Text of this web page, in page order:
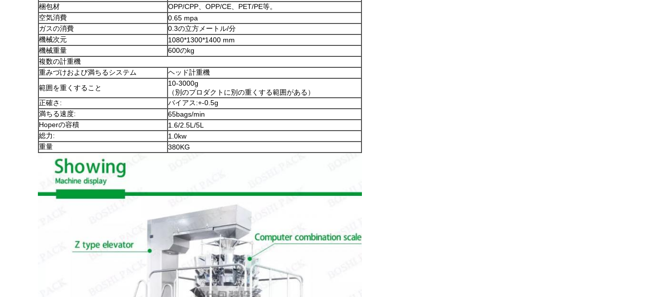
梱包材
OPP/CPP、OPP/CE、PET/PE等。
空気消費
0.65 mpa
ガスの消費
0.3の立方メートル/分
機械次元
1080*1300*1400 mm
機械重量
600のkg
複数の計重機
重みづけおよび満ちるシステム
ヘッド計重機
範囲を重くすること
10-3000g
（別のプロダクトに別の重くする範囲がある）
正確さ:
バイアス:+-0.5g
満ちる速度:
65bags/min
Hoperの容積
1.6/2.5L/5L
総力:
1.0kw
重量
380KG